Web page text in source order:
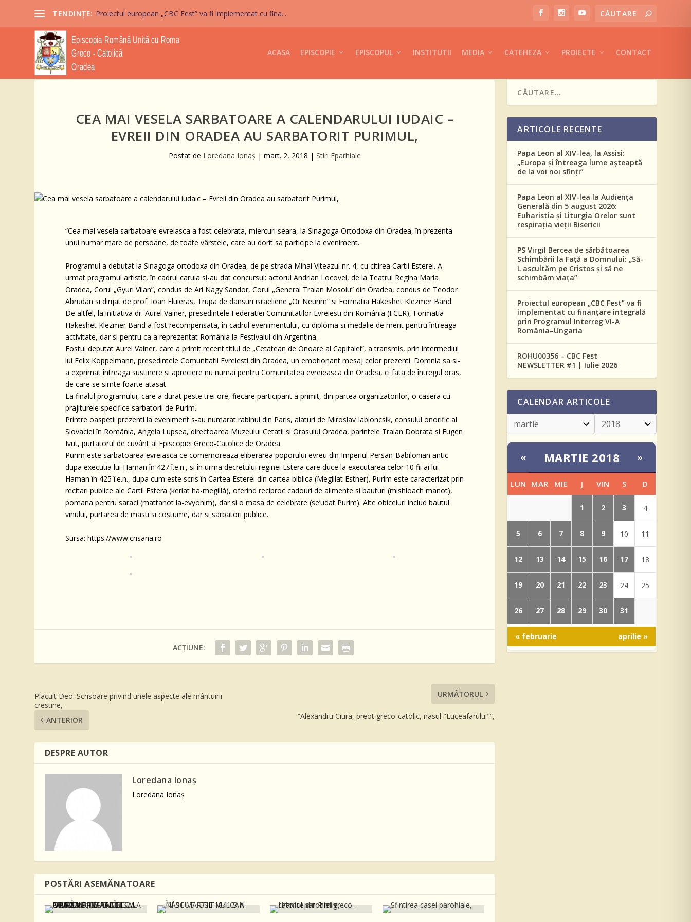
TENDINȚE: Proiectul european „CBC Fest” va fi implementat cu fina...
ACASA EPISCOPIE EPISCOPUL INSTITUTII MEDIA CATEHEZA PROIECTE CONTACT
CEA MAI VESELA SARBATOARE A CALENDARULUI IUDAIC –
EVREII DIN ORADEA AU SARBATORIT PURIMUL,
Postat de Loredana Ionaş | mart. 2, 2018 | Stiri Eparhiale
“Cea mai vesela sarbatoare evreiasca a fost celebrata, miercuri seara, la Sinagoga Ortodoxa din Oradea, în prezenta
unui numar mare de persoane, de toate vârstele, care au dorit sa participe la eveniment.
Programul a debutat la Sinagoga ortodoxa din Oradea, de pe strada Mihai Viteazul nr. 4, cu citirea Cartii Esterei. A
urmat programul artistic, în cadrul caruia si-au dat concursul: actorul Andrian Locovei, de la Teatrul Regina Maria
Oradea, Corul „Gyuri Vilan”, condus de Ari Nagy Sandor, Corul „General Traian Mosoiu” din Oradea, condus de Teodor
Abrudan si dirijat de prof. Ioan Fluieras, Trupa de dansuri israeliene „Or Neurim” si Formatia Hakeshet Klezmer Band.
De altfel, la initiativa dr. Aurel Vainer, presedintele Federatiei Comunitatilor Evreiesti din România (FCER), Formatia
Hakeshet Klezmer Band a fost recompensata, în cadrul evenimentului, cu diploma si medalie de merit pentru întreaga
activitate, dar si pentru ca a reprezentat România la Festivalul din Argentina.
Fostul deputat Aurel Vainer, care a primit recent titlul de „Cetatean de Onoare al Capitalei”, a transmis, prin intermediul
lui Felix Koppelmann, presedintele Comunitatii Evreiesti din Oradea, un emotionant mesaj celor prezenti. Domnia sa si-
a exprimat întreaga sustinere si apreciere nu numai pentru Comunitatea evreieasca din Oradea, ci fata de întregul oras,
de care se simte foarte atasat.
La finalul programului, care a durat peste trei ore, fiecare participant a primit, din partea organizatorilor, o casera cu
prajiturele specifice sarbatorii de Purim.
Printre oaspetii prezenti la eveniment s-au numarat rabinul din Paris, alaturi de Miroslav Iabloncsik, consulul onorific al
Slovaciei în România, Angela Lupsea, directoarea Muzeului Cetatii si Orasului Oradea, parintele Traian Dobrata si Eugen
Ivut, purtatorul de cuvânt al Episcopiei Greco-Catolice de Oradea.
Purim este sarbatoarea evreiasca ce comemoreaza eliberarea poporului evreu din Imperiul Persan-Babilonian antic
dupa executia lui Haman în 427 î.e.n., si în urma decretului reginei Estera care duce la executarea celor 10 fii ai lui
Haman în 425 î.e.n., dupa cum este scris în Cartea Esterei din cartea biblica (Megillat Esther). Purim este caracterizat prin
recitari publice ale Cartii Estera (keriat ha-megillá), oferind reciproc cadouri de alimente si bauturi (mishloach manot),
pomana pentru saraci (mattanot la-evyonim), dar si o masa de celebrare (se’udat Purim). Alte obiceiuri includ bautul
vinului, purtarea de masti si costume, dar si sarbatori publice.
Sursa: https://www.crisana.ro
ACȚIUNE:
Placuit Deo: Scrisoare privind unele aspecte ale mântuirii
crestine,
ANTERIOR
URMĂTORUL
“Alexandru Ciura, preot greco-catolic, nasul "Luceafarului"”,
DESPRE AUTOR
Loredana Ionaş
Loredana Ionaş
POSTĂRI ASEMĂNATOARE
ARTICOLE RECENTE
Papa Leon al XIV-lea, la Assisi:
„Europa și întreaga lume așteaptă
de la voi noi sfinți”
Papa Leon al XIV-lea la Audiența
Generală din 5 august 2026:
Euharistia și Liturgia Orelor sunt
respirația vieții Bisericii
PS Virgil Bercea de sărbătoarea
Schimbării la Față a Domnului: „Să-
L ascultăm pe Cristos și să ne
schimbăm viața”
Proiectul european „CBC Fest” va fi
implementat cu finanțare integrală
prin Programul Interreg VI-A
România–Ungaria
ROHU00356 – CBC Fest
NEWSLETTER #1 | Iulie 2026
CALENDAR ARTICOLE
« MARTIE 2018 »
LUN MAR MIE J VIN S D
1 2 3 4
5 6 7 8 9 10 11
12 13 14 15 16 17 18
19 20 21 22 23 24 25
26 27 28 29 30 31
« februarie aprilie »